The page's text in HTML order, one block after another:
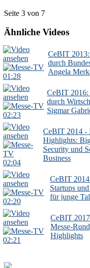
Seite 3 von 7
Ähnliche Videos
01:28
CeBIT
durch
Angela
02:23
CeBIT
durch
Sigmar
02:04
CeBIT 2014 -
Highlights:
Security und
Business
02:20
CeBIT
Startups
für junge
02:21
CeBIT
Messe-
Highlights